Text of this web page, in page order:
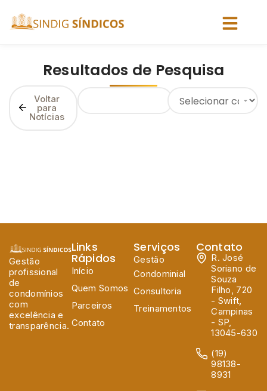
Resultados de Pesquisa
Voltar
para
Notícias
Gestão
profissional
de
condomínios
com
excelência e
transparência.
Links
Rápidos
Início
Quem Somos
Parceiros
Contato
Serviços
Gestão
Condominial
Consultoria
Treinamentos
Contato
R. José
Soriano de
Souza
Filho, 720
- Swift,
Campinas
- SP,
13045-630
(19)
98138-
8931